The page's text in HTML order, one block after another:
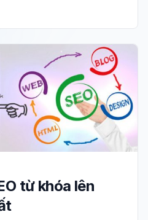
từ khóa lên